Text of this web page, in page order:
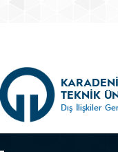
TEKNİK
Dış İlişkiler